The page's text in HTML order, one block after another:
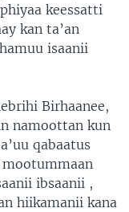
keessatti
kan ta’an
isaanii
Birhaanee,
namoottan kun
qabaatus
ibsaanii ,
hiikamanii kana